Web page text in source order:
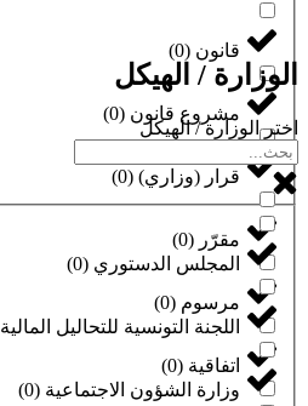
قانون (
0
)
مشروع قانون (
0
)
قرار (وزاري) (
0
)
مقرّر (
0
)
مرسوم (
0
)
اتفاقية (
0
)
الوزارة / الهيكل
اختر الوزارة / الهيكل
المجلس الدستوري (
0
)
اللجنة التونسية للتحاليل المالية
وزارة الشؤون الاجتماعية (
0
)